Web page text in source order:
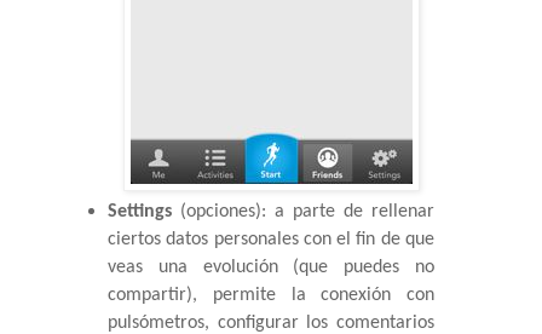
Settings (opciones): a parte de rellenar
ciertos datos personales con el fin de que
veas una evolución (que puedes no
compartir), permite la conexión con
pulsómetros, configurar los comentarios